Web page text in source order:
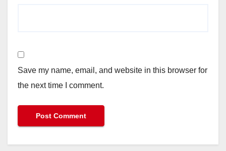
Save my name, email, and website in this browser for
the next time I comment.